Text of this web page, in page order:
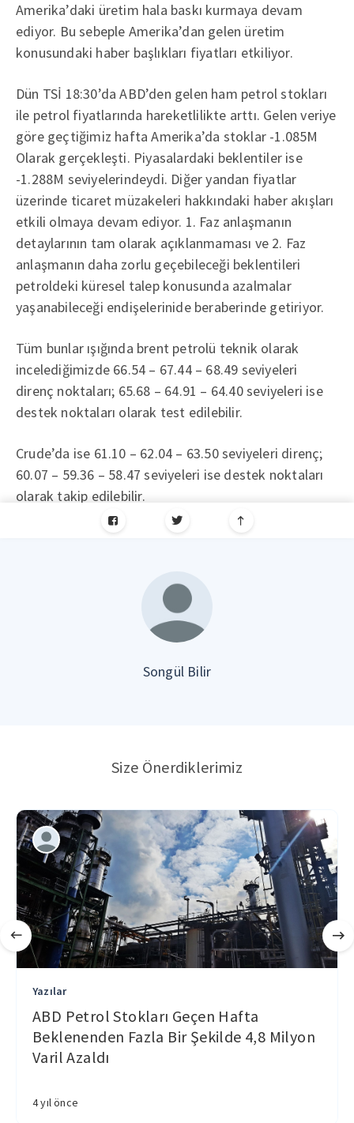
Amerika’daki üretim hala baskı kurmaya devam
ediyor. Bu sebeple Amerika’dan gelen üretim
konusundaki haber başlıkları fiyatları etkiliyor.
Dün TSİ 18:30’da ABD’den gelen ham petrol stokları
ile petrol fiyatlarında hareketlilikte arttı. Gelen veriye
göre geçtiğimiz hafta Amerika’da stoklar -1.085M
Olarak gerçekleşti. Piyasalardaki beklentiler ise
-1.288M seviyelerindeydi. Diğer yandan fiyatlar
üzerinde ticaret müzakeleri hakkındaki haber akışları
etkili olmaya devam ediyor. 1. Faz anlaşmanın
detaylarının tam olarak açıklanmaması ve 2. Faz
anlaşmanın daha zorlu geçebileceği beklentileri
petroldeki küresel talep konusunda azalmalar
yaşanabileceği endişelerinide beraberinde getiriyor.
Tüm bunlar ışığında brent petrolü teknik olarak
incelediğimizde 66.54 – 67.44 – 68.49 seviyeleri
direnç noktaları; 65.68 – 64.91 – 64.40 seviyeleri ise
destek noktaları olarak test edilebilir.
Crude’da ise 61.10 – 62.04 – 63.50 seviyeleri direnç;
60.07 – 59.36 – 58.47 seviyeleri ise destek noktaları
olarak takip edilebilir.
Songül Bilir
Size Önerdiklerimiz
Yazılar
ABD Petrol Stokları Geçen Hafta
Beklenenden Fazla Bir Şekilde 4,8 Milyon
Varil Azaldı
4 yıl önce